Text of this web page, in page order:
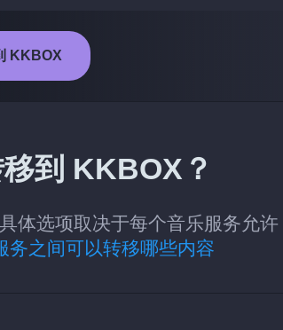
KKBOX
到 KKBOX？
体选项取决于每个音乐服务允许
务之间可以转移哪些内容